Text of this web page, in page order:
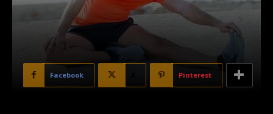
Facebook Pinterest